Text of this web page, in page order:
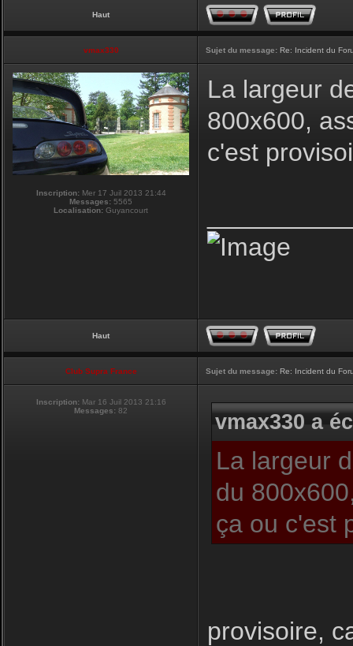
Haut
vmax330 Sujet du message: Re: Incident du
Inscription:Mer 17 Juil 2013 21:44
Messages: 5565
Localisation: Guyancourt
La largeur
800x600,
c'est
Haut
Club Supra France Sujet du message: Re: Incident du
Inscription: Mar 16 Juil 2013 21:16
Messages: 82 vmax330 a
La largeur
du
ça ou c'est
provisoire,